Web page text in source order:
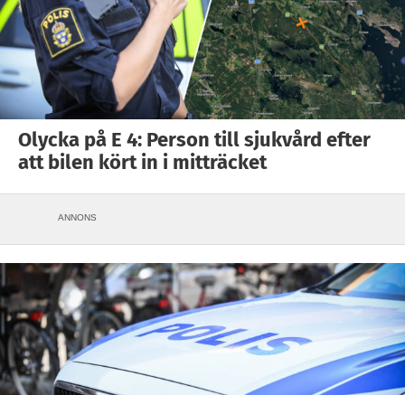
Olycka på E 4: Person till sjukvård efter
att bilen kört in i mitträcket
ANNONS